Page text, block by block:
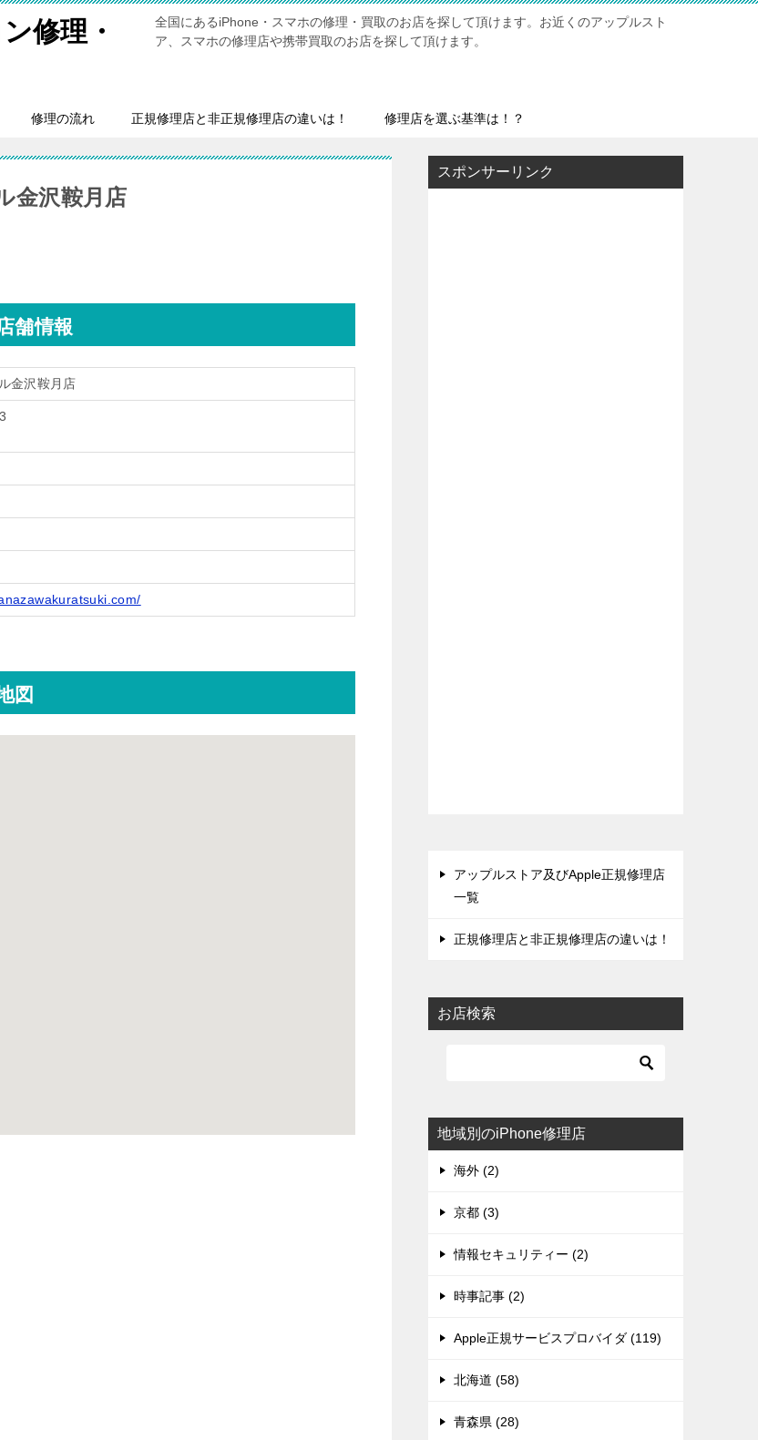
修理・
全国にあるiPhone・スマホの修理・買取のお店を探して頂けます。お近くのアップルスト
ア、スマホの修理店や携帯買取のお店を探して頂けます。
修理の流れ 正規修理店と非正規修理店の違いは！ 修理店を選ぶ基準は！？
金沢鞍月店
舗情報
金沢鞍月店
図
スポンサーリンク
アップルストア及びApple正規修理店
一覧
正規修理店と非正規修理店の違いは！
お店検索
地域別のiPhone修理店
海外 (2)
京都 (3)
情報セキュリティー (2)
時事記事 (2)
Apple正規サービスプロバイダ (119)
北海道 (58)
青森県 (28)